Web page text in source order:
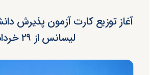
آغاز توزیع کارت آزمون پذیرش
لیسانس از ۲۹ خرداد